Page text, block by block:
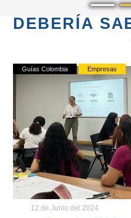
DEBERÍA
Guías Colombia Empresas
12 de Junio del 2024